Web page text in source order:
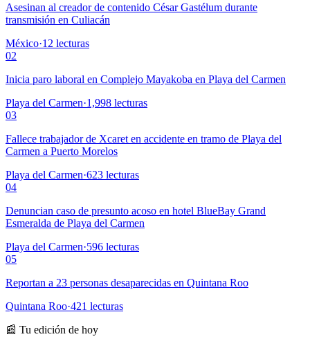
Asesinan al creador de contenido César Gastélum durante
transmisión en Culiacán
México·12 lecturas
02
Inicia paro laboral en Complejo Mayakoba en Playa del Carmen
Playa del Carmen·1,998 lecturas
03
Fallece trabajador de Xcaret en accidente en tramo de Playa del
Carmen a Puerto Morelos
Playa del Carmen·623 lecturas
04
Denuncian caso de presunto acoso en hotel BlueBay Grand
Esmeralda de Playa del Carmen
Playa del Carmen·596 lecturas
05
Reportan a 23 personas desaparecidas en Quintana Roo
Quintana Roo·421 lecturas
📰 Tu edición de hoy